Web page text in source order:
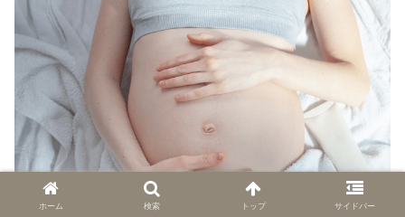
ホーム 検索 トップ サイドバー